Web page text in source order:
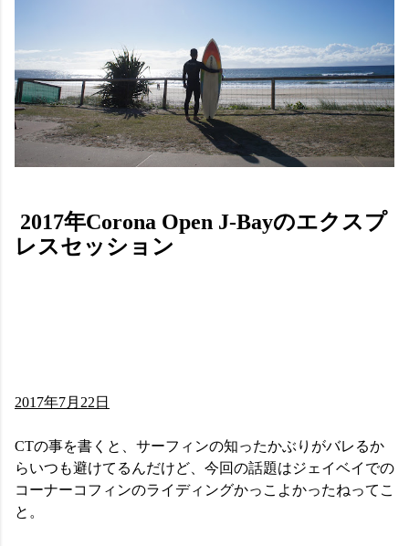
2017年Corona Open J-Bayのエクスプ
レスセッション
2017年7月22日
CTの事を書くと、サーフィンの知ったかぶりがバレるか
らいつも避けてるんだけど、今回の話題はジェイベイでの
コーナーコフィンのライディングかっこよかったねってこ
と。